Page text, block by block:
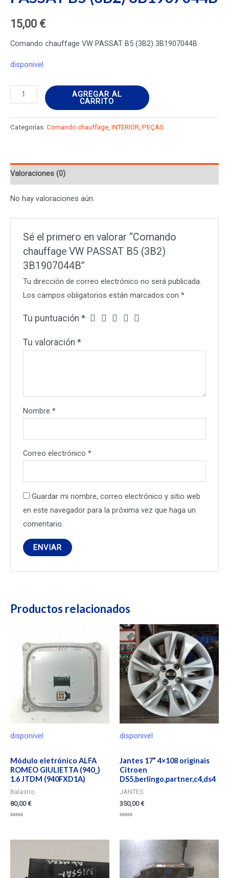
15,00 €
Comando chauffage VW PASSAT B5 (3B2) 3B1907044B
disponivel
Comando
chauffage
VW
PASSAT
3B1907044B
AGREGAR AL
CARRITO
Categorías: Comando chauffage INTERIOR PEÇAS
Valoraciones (0)
No hay valoraciones aún.
Sé el primero en valorar “Comando
chauffage VW PASSAT B5 (3B2)
3B1907044B”
Tu dirección de correo electrónico no será publicada.
Los campos obligatorios están marcados con*
Tu puntuación*
Tu valoración*
Nombre*
Correo electrónico*
Guardar mi nombre, correo electrónico y sitio web
en este navegador para la próxima vez que haga un
comentario.
Productos relacionados
disponivel
Módulo eletrónico ALFA
ROMEO GIULIETTA (940_)
1.6 JTDM (940FXD1A)
Balastro
80,00€
disponivel
Jantes 17” 4×108 originais
Citroen
DS5,berlingo,partner,c4,ds4
JANTES
350,00€